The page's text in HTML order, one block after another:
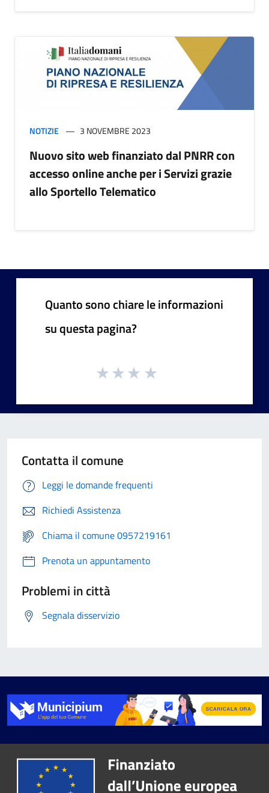
NOTIZIE 3 NOVEMBRE 2023
Nuovo sito web finanziato dal PNRR con
accesso online anche per i Servizi grazie
allo Sportello Telematico
Quanto sono chiare le informazioni
su questa pagina?
Contatta il comune
Leggi le domande frequenti
Richiedi Assistenza
Chiama il comune 0957219161
Prenota un appuntamento
Problemi in città
Segnala disservizio